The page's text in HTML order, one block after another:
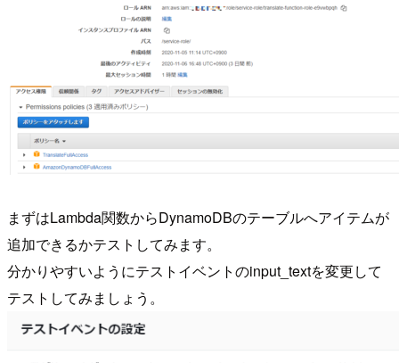
まずはLambda関数からDynamoDBのテーブルへアイテムが
追加できるかテストしてみます。
分かりやすいようにテストイベントのinput_textを変更して
テストしてみましょう。